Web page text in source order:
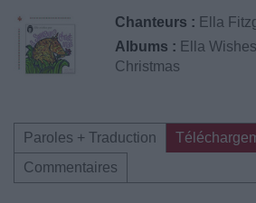
Chanteurs : Ella
Albums : Ella
Christmas
Paroles + Traduction
Commentaires